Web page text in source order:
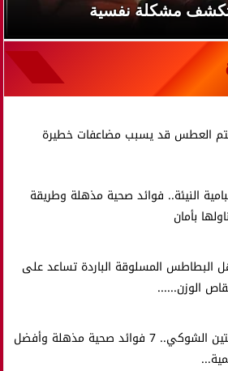
مشكلة نفسية
العطس قد يسبب مضاعفات خطيرة
النيئة.. فوائد صحية مذهلة وطريقة
بأمان
البطاطس المسلوقة الباردة تساعد على
الوزن......
التين الشوكي.. 7 فوائد صحية مذهلة وأفضل